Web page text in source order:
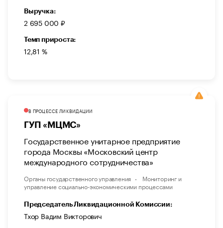
Выручка:
2 695 000 ₽
Темп прироста:
12,81 %
В ПРОЦЕССЕ ЛИКВИДАЦИИ
ГУП «МЦМС»
Государственное унитарное предприятие
города Москвы «Московский центр
международного сотрудничества»
Органы государственного управления
Мониторинг и
управление социально-экономическими процессами
Председатель Ликвидационной Комиссии:
Тхор Вадим Викторович